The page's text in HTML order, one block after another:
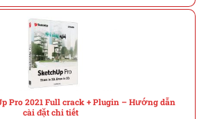
Pro 2021 Full crack + Plugin – Hướng dẫn
cài đặt chi tiết